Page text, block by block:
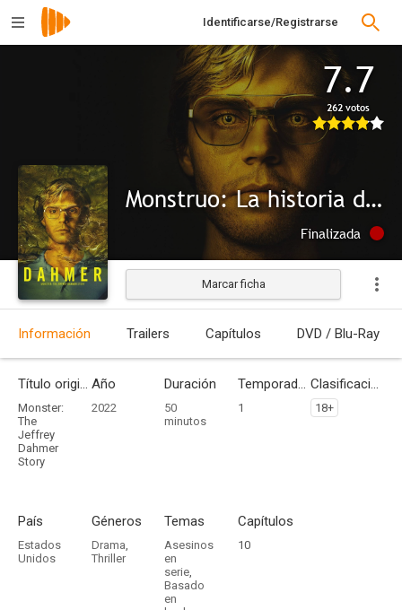
Identificarse/Registrarse
7.7
262 votos
Monstruo: La historia de Jeffrey Dahmer
Finalizada
Marcar ficha
Información Trailers Capítulos DVD / Blu-Ray
Título original
Monster:
The
Jeffrey
Dahmer
Story
Año
2022
Duración
50
minutos
Temporadas
1
Clasificación por edades
18+
País
Estados
Unidos
Géneros
Drama,
Thriller
Temas
Asesinos
en
serie,
Basado
en
Capítulos
10